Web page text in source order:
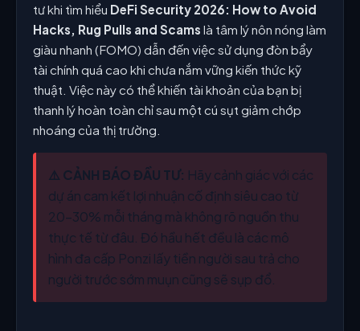
tư khi tìm hiểu DeFi Security 2026: How to Avoid
Hacks, Rug Pulls and Scams là tâm lý nôn nóng làm
giàu nhanh (FOMO) dẫn đến việc sử dụng đòn bẩy
tài chính quá cao khi chưa nắm vững kiến thức kỹ
thuật. Việc này có thể khiến tài khoản của bạn bị
thanh lý hoàn toàn chỉ sau một cú sụt giảm chớp
nhoáng của thị trường.
⚠️ CẢNH BÁO ĐẦU TƯ: Hãy cảnh giác với các
dự án cam kết lợi nhuận cố định siêu cao từ
20-30% mỗi tháng mà không rõ nguồn thu
thực tế từ đâu. Đó hầu hết đều là các mô
hình đa cấp Ponzi lấy tiền người sau trả cho
người trước sớm muụn cũng sẽ sụp đổ.